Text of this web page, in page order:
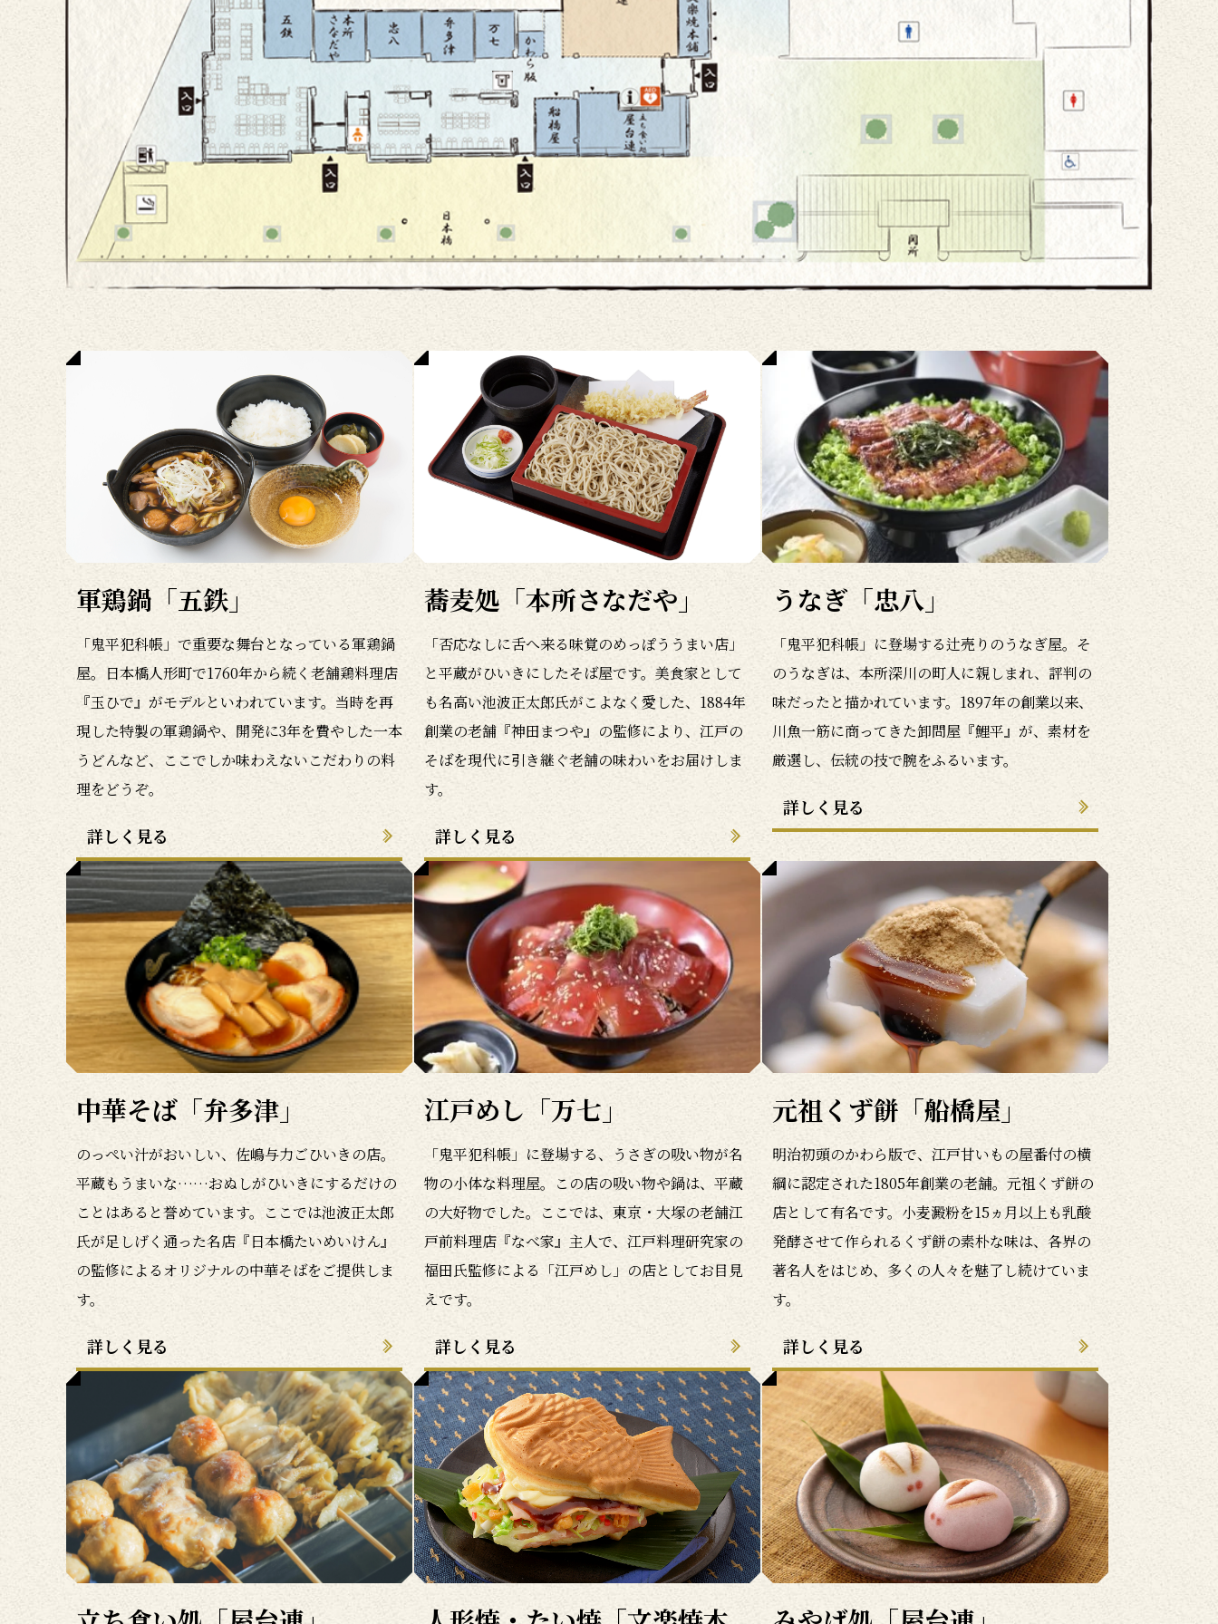
軍鶏鍋「五鉄」
「鬼平犯科帳」で重要な舞台となっている軍鶏鍋
屋。日本橋人形町で1760年から続く老舗鶏料理店
『玉ひで』がモデルといわれています。当時を再
現した特製の軍鶏鍋や、開発に3年を費やした一本
うどんなど、ここでしか味わえないこだわりの料
理をどうぞ。
詳しく見る
蕎麦処「本所さなだや」
「否応なしに舌へ来る味覚のめっぽううまい店」
と平蔵がひいきにしたそば屋です。美食家として
も名高い池波正太郎氏がこよなく愛した、1884年
創業の老舗『神田まつや』の監修により、江戸の
そばを現代に引き継ぐ老舗の味わいをお届けしま
す。
詳しく見る
うなぎ「忠八」
「鬼平犯科帳」に登場する辻売りのうなぎ屋。そ
のうなぎは、本所深川の町人に親しまれ、評判の
味だったと描かれています。1897年の創業以来、
川魚一筋に商ってきた卸問屋『鯉平』が、素材を
厳選し、伝統の技で腕をふるいます。
詳しく見る
中華そば「弁多津」
のっぺい汁がおいしい、佐嶋与力ごひいきの店。
平蔵もうまいな……おぬしがひいきにするだけの
ことはあると誉めています。ここでは池波正太郎
氏が足しげく通った名店『日本橋たいめいけん』
の監修によるオリジナルの中華そばをご提供しま
す。
詳しく見る
江戸めし「万七」
「鬼平犯科帳」に登場する、うさぎの吸い物が名
物の小体な料理屋。この店の吸い物や鍋は、平蔵
の大好物でした。ここでは、東京・大塚の老舗江
戸前料理店『なべ家』主人で、江戸料理研究家の
福田氏監修による「江戸めし」の店としてお目見
えです。
詳しく見る
元祖くず餅「船橋屋」
明治初頭のかわら版で、江戸甘いもの屋番付の横
綱に認定された1805年創業の老舗。元祖くず餅の
店として有名です。小麦澱粉を15ヵ月以上も乳酸
発酵させて作られるくず餅の素朴な味は、各界の
著名人をはじめ、多くの人々を魅了し続けていま
す。
詳しく見る